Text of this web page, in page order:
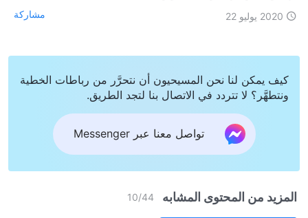
2020 يوليو 22 مشاركة
كيف يمكن لنا نحن المسيحيون أن نتحرَّر من رباطات الخطية
ونتطهَّر؟ لا تتردد في الاتصال بنا لتجد الطريق.
تواصل معنا عبر Messenger
المزيد من المحتوى المشابه 10/44